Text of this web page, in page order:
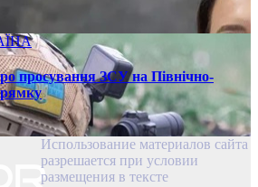
просування ЗСУ на Північно-
Использование материалов сайта
разрешается при условии
размещения в тексте